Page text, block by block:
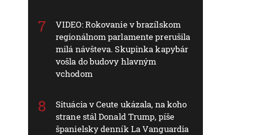
VIDEO: Rokovanie v brazílskom
regionálnom parlamente prerušila
milá návšteva. Skupinka kapybár
vošla do budovy hlavným
vchodom
Situácia v Ceute ukázala, na koho
strane stál Donald Trump, píše
španielsky denník La Vanguardia